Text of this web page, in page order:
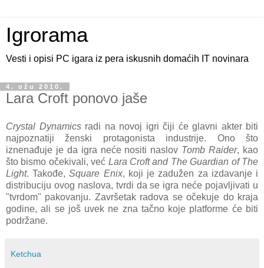
Igrorama
Vesti i opisi PC igara iz pera iskusnih domaćih IT novinara
4. ožu 2010.
Lara Croft ponovo jaše
Crystal Dynamicsradi na novoj igri čiji će glavni akter biti
najpoznatiji ženski protagonista industrije. Ono što
iznenađuje je da igra neće nositi naslov Tomb Raider, kao
što bismo očekivali, već Lara Croft and The Guardian of The
Light. Takođe,Square Enix, koji je zadužen za izdavanje i
distribuciju ovog naslova, tvrdi da se igra neće pojavljivati u
"tvrdom" pakovanju. Završetak radova se očekuje do kraja
godine, ali se još uvek ne zna tačno koje platforme će biti
podržane.
Ketchua